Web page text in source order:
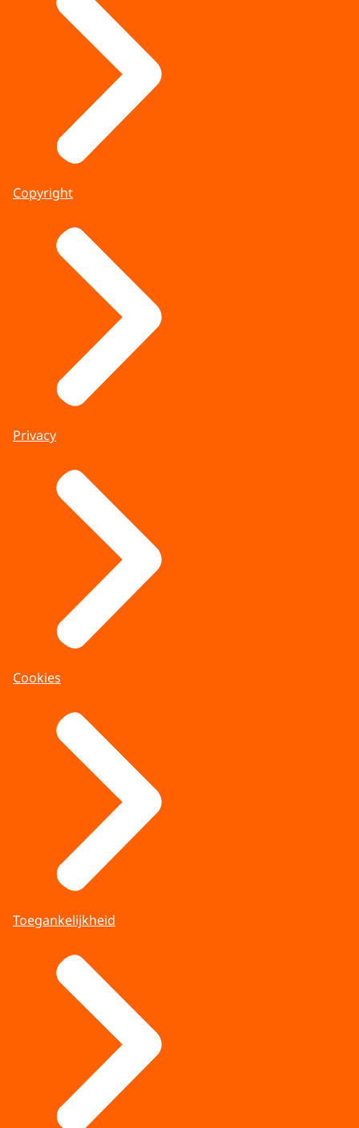
Copyright
Privacy
Cookies
Toegankelijkheid